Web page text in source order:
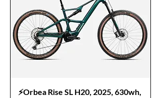
⚡Orbea Rise SL H20, 2025, 630wh,